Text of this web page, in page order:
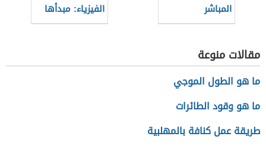
المباشر
الفيزياء: مبدأها
ودورها في البحث
مقالات منوعة
ما هو الطول الموجي
ما هو وقود الطائرات
طريقة عمل كنافة بالمهلبية